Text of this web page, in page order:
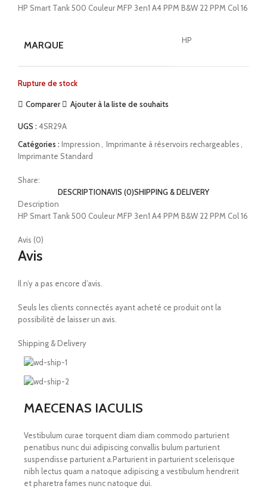
HP Smart Tank 500 Couleur MFP 3en1 A4 PPM B&W 22 PPM Col 16
MARQUE HP
Rupture de stock
Comparer Ajouter à la liste de souhaits
UGS :4SR29A
Catégories :Impression, Imprimante à réservoirs rechargeables,
Imprimante Standard
Share:
DESCRIPTIONAVIS (0)SHIPPING & DELIVERY
Description
HP Smart Tank 500 Couleur MFP 3en1 A4 PPM B&W 22 PPM Col 16
Avis (0)
Avis
Il n’y a pas encore d’avis.
Seuls les clients connectés ayant acheté ce produit ont la
possibilité de laisser un avis.
Shipping & Delivery
MAECENAS IACULIS
Vestibulum curae torquent diam diam commodo parturient
penatibus nunc dui adipiscing convallis bulum parturient
suspendisse parturient a.Parturient in parturient scelerisque
nibh lectus quam a natoque adipiscing a vestibulum hendrerit
et pharetra fames nunc natoque dui.